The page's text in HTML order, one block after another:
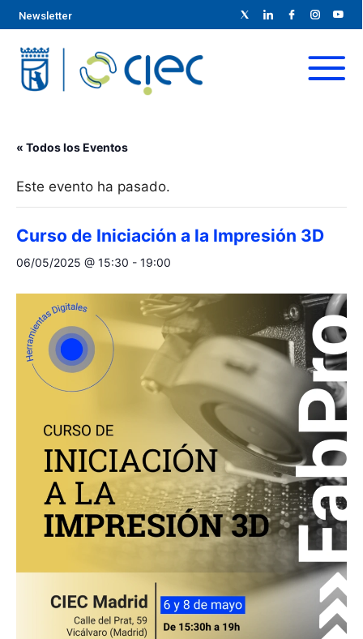
Newsletter
« Todos los Eventos
Este evento ha pasado.
Curso de Iniciación a la Impresión 3D
06/05/2025 @ 15:30 - 19:00